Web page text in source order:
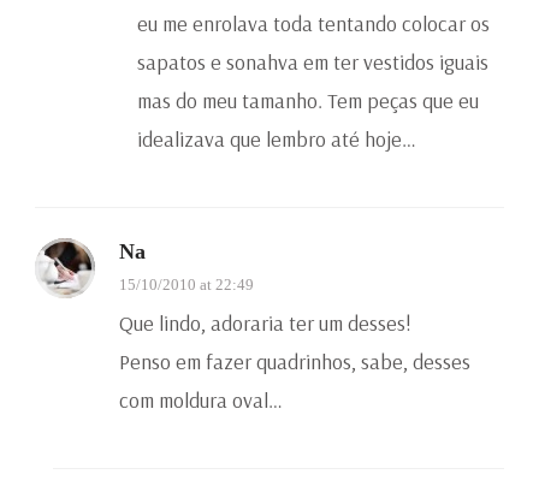
eu me enrolava toda tentando colocar os
sapatos e sonahva em ter vestidos iguais
mas do meu tamanho. Tem peças que eu
idealizava que lembro até hoje…
Na
15/10/2010 at 22:49
Que lindo, adoraria ter um desses!
Penso em fazer quadrinhos, sabe, desses
com moldura oval…